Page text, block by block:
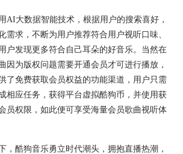
AI大数据智能技术，根据用户的搜索喜好，
需求，不断为用户推荐符合用户视听口味、
户发现更多符合自己耳朵的好音乐。当然在
因为版权问题需要开通会员才可进行播放，
了免费获取会员权益的功能渠道，用户只需
相应任务，获得平台虚拟酷狗币，并使用获
员权限，如此便可享受海量会员歌曲视听体
，酷狗音乐勇立时代潮头，拥抱直播热潮，